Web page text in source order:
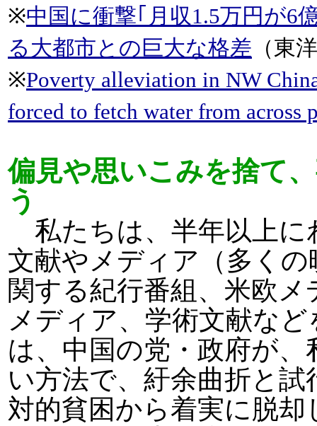
※中国に衝撃｢月収1.5万円が
る大都市との巨大な格差 （東
※Poverty alleviation in NW
forced to fetch water from across
偏見や思いこみを捨て
う
私たちは、半年以上に
文献やメディア（多く
関する紀行番組、米欧
メディア、学術文献な
は、中国の党・政府が
い方法で、紆余曲折と
対的貧困から着実に脱